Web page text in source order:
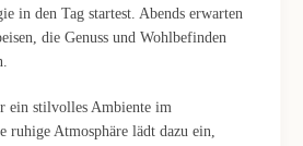
in den Tag startest. Abends erwarten
die Genuss und Wohlbefinden
ein stilvolles Ambiente im
ruhige Atmosphäre lädt dazu ein,